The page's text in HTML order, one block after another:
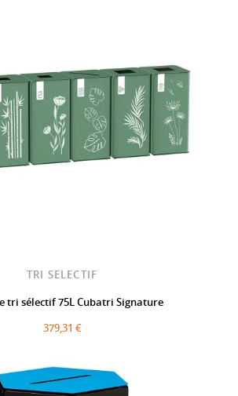
TRI SELECTIF
tri sélectif 75L Cubatri Signature
379,31 €